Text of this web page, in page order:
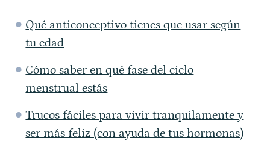
Qué anticonceptivo tienes que usar según
tu edad
Cómo saber en qué fase del ciclo
menstrual estás
Trucos fáciles para vivir tranquilamente y
ser más feliz (con ayuda de tus hormonas)